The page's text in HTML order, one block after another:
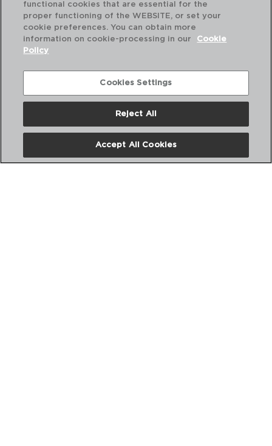
functional cookies that are essential for the
proper functioning of the WEBSITE, or set your
cookie preferences. You can obtain more
information on cookie-processing in our
Cookie
Policy
Cookies Settings
Reject All
Accept All Cookies